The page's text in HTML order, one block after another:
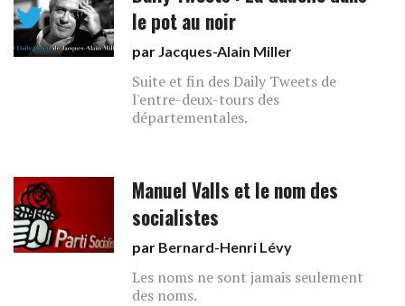
le pot au noir
par Jacques-Alain Miller
Suite et fin des Daily Tweets de
l'entre-deux-tours des
départementales.
Manuel Valls et le nom des
socialistes
par Bernard-Henri Lévy
Les noms ne sont jamais seulement
des noms.